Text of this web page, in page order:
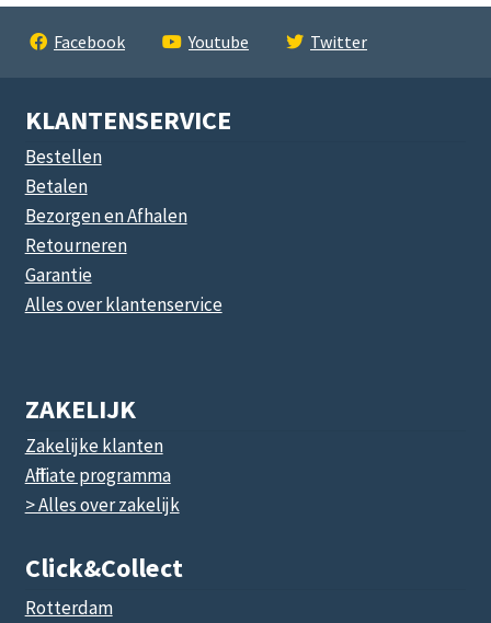
Facebook Youtube Twitter
KLANTENSERVICE
Bestellen
Betalen
Bezorgen en Afhalen
Retourneren
Garantie
Alles over klantenservice
ZAKELIJK
Zakelijke klanten
Affiliate programma
> Alles over zakelijk
Click&collect
Rotterdam